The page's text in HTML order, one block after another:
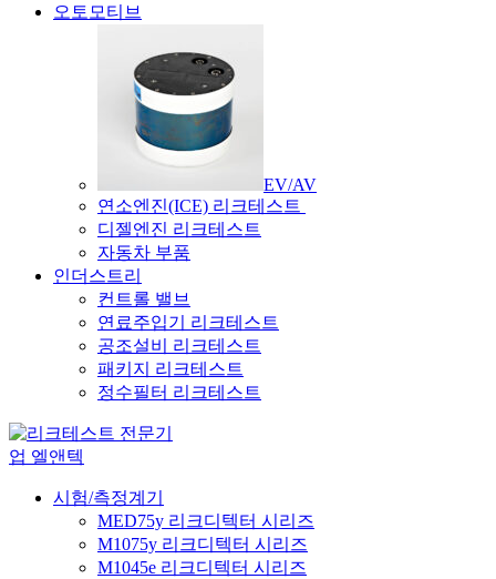
오토모티브
EV/AV
연소엔진(ICE) 리크테스트
디젤엔진 리크테스트
자동차 부품
인더스트리
컨트롤 밸브
연료주입기 리크테스트
공조설비 리크테스트
패키지 리크테스트
정수필터 리크테스트
시험/측정계기
MED75y 리크디텍터 시리즈
M1075y 리크디텍터 시리즈
M1045e 리크디텍터 시리즈